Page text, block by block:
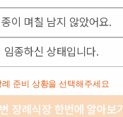
이 며칠 남지 않았어요.
임종하신 상태입니다.
례 준비 상황을 선택해주세요
장례식장 한번에 알아보기